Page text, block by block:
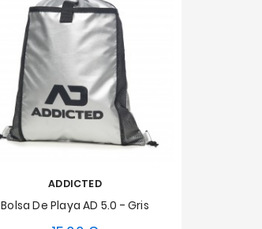
ADDICTED
Bolsa De Playa AD 5.0 - Gris